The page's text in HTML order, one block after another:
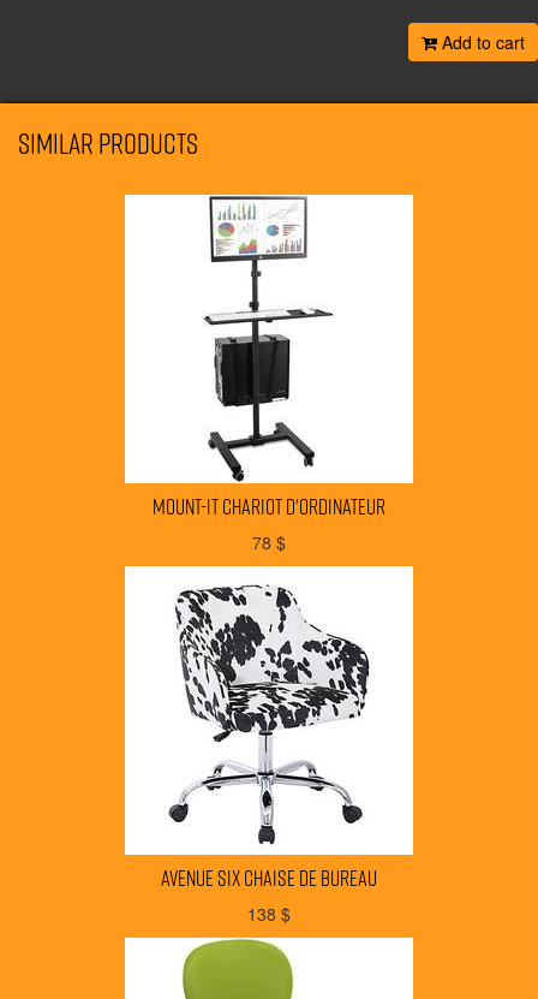
Add to cart
Similar products
MOUNT-IT chariot d'ordinateur
78 $
AVENUE SIX chaise de bureau
138 $